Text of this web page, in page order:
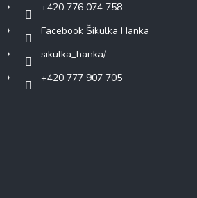
+420 776 074 758
Facebook Šikulka Hanka
sikulka_hanka/
+420 777 907 705